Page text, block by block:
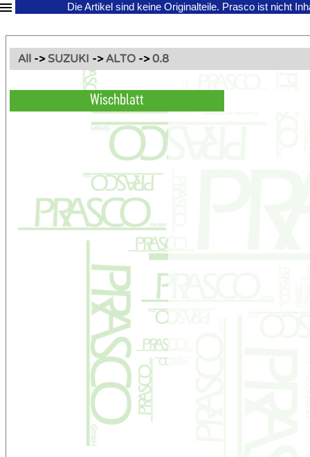
Die Artikel sind keine Originalteile. Prasco ist nicht
All -> SUZUKI ->ALTO ->0.8
Wischblatt